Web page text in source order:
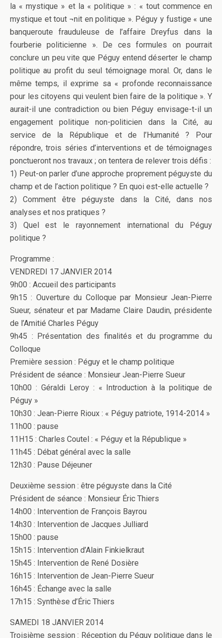
la « mystique » et la « politique » : « tout commence en
mystique et tout ¬nit en politique ». Péguy y fustige « une
banqueroute frauduleuse de l’affaire Dreyfus dans la
fourberie politicienne ». De ces formules on pourrait
conclure un peu vite que Péguy entend déserter le champ
politique au profit du seul témoignage moral. Or, dans le
même temps, il exprime sa « profonde reconnaissance
pour les citoyens qui veulent bien faire de la politique ». Y
aurait-il une contradiction ou bien Péguy envisage-t-il un
engagement politique non-politicien dans la Cité, au
service de la République et de l’Humanité ? Pour
répondre, trois séries d’interventions et de témoignages
ponctueront nos travaux ; on tentera de relever trois défis :
1) Peut-on parler d’une approche proprement péguyste du
champ et de l’action politique ? En quoi est-elle actuelle ?
2) Comment être péguyste dans la Cité, dans nos
analyses et nos pratiques ?
3) Quel est le rayonnement international du Péguy
politique ?
Programme :
VENDREDI 17 JANVIER 2014
9h00 : Accueil des participants
9h15 : Ouverture du Colloque par Monsieur Jean-Pierre
Sueur, sénateur et par Madame Claire Daudin, présidente
de l’Amitié Charles Péguy
9h45 : Présentation des finalités et du programme du
Colloque
Première session : Péguy et le champ politique
Président de séance : Monsieur Jean-Pierre Sueur
10h00 : Géraldi Leroy : « Introduction à la politique de
Péguy »
10h30 : Jean-Pierre Rioux : « Péguy patriote, 1914-2014 »
11h00 : pause
11H15 : Charles Coutel : « Péguy et la République »
11h45 : Débat général avec la salle
12h30 : Pause Déjeuner
Deuxième session : être péguyste dans la Cité
Président de séance : Monsieur Éric Thiers
14h00 : Intervention de François Bayrou
14h30 : Intervention de Jacques Julliard
15h00 : pause
15h15 : Intervention d’Alain Finkielkraut
15h45 : Intervention de René Dosière
16h15 : Intervention de Jean-Pierre Sueur
16h45 : Échange avec la salle
17h15 : Synthèse d’Éric Thiers
SAMEDI 18 JANVIER 2014
Troisième session : Réception du Péguy politique dans le